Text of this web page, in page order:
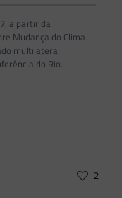
a partir da
Mudança do Clima
multilateral
do Rio.
2